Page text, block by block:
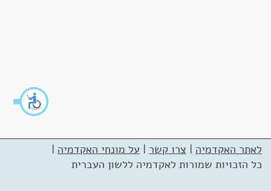
לאתר האקדמיה | צרו קשר | על מונחי האקדמיה |
כל הזכויות שמורות לאקדמיה ללשון העברית